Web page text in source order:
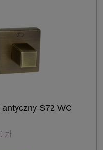
S72 WC
zł